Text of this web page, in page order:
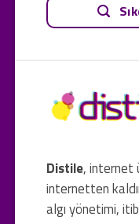
Distile, internet
internetten
algı yönetimi,